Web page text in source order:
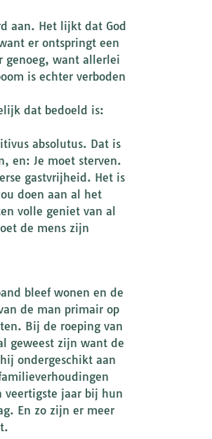
aan. Het lijkt dat God
er ontspringt een
genoeg, want allerlei
is echter verboden
dat bedoeld is:
absolutus. Dat is
en: Je moet sterven.
gastvrijheid. Het is
doen aan al het
volle geniet van al
de mens zijn
bleef wonen en de
de man primair op
Bij de roeping van
geweest zijn want de
ondergeschikt aan
veertigste jaar bij hun
En zo zijn er meer